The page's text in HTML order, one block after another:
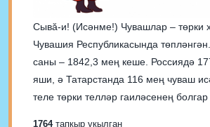
Сывă-и! (Исәнме!) Чувашлар – төрки
Чувашия Республикасында
саны – 1842,3 мең кеше. Россиядә
яши, ә Татарстанда 116 мең чуваш
теле төрки телләр гаиләсенең
1764тапкыр укылган